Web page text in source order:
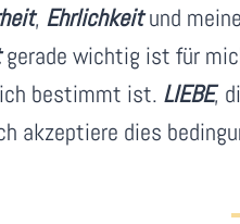
, Ehrlichkeitund meine
gerade wichtig ist für
bestimmt ist. LIEBE,
akzeptiere dies